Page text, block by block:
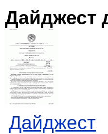
Дайджест
Дайджест